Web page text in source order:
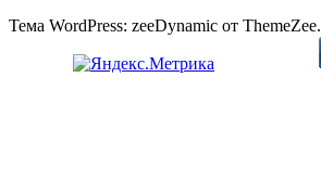
Тема WordPress: zeeDynamic от ThemeZee.